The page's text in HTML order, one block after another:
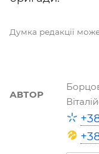
Думка редакції може
АВТОР